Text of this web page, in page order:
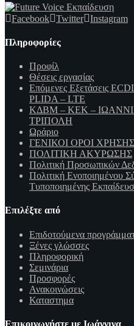
Facebook Twitter Instagram
Πληροφορίες
Προφίλ
Θέσεις εργασίας
Επόμενες Εξετάσεις
PLIDA – LTE
ΚΔΒΜ – ΚΕΚ –
ΤΡΙΠΟΛΗ
Ωράριο
ΓΕΝΙΚΟΙ ΟΡΟΙ ΧΡΗΣΗΣ
ΠΟΛΙΤΙΚΗ ΑΚΥΡΩΣΗΣ
Πολιτική Προσωπικών
Πολιτική Ενοποιημένου
Τυποποιημένης
Επιλέξτε από
Επιδοτούμενα
Ξένες γλώσσες
Πληροφορική
Σεμινάρια
Προσφορές
Ανακοινώσεις
Καταστημα
Επικοινωνήστε με Ιωάννινα